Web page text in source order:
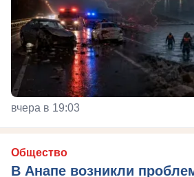
вчера в 19:03
Общество
В Анапе возникли